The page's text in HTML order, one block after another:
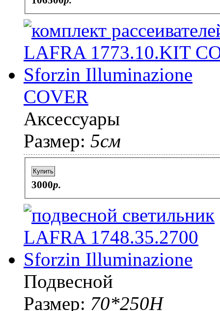
COVER
Аксессуары
Размер: 5см
Купить
3000p.
Подвесной
Размер: 70*250H